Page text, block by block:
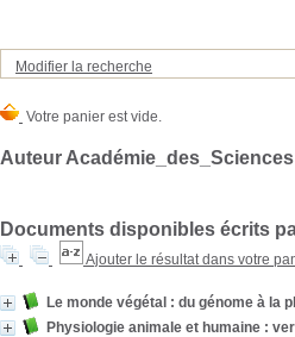
Modifier la recherche
Auteur Académie_des_Sciences
Documents disponibles écrits
Ajouter le résultat dans votre
Le monde végétal : du génome à la
Physiologie animale et humaine :